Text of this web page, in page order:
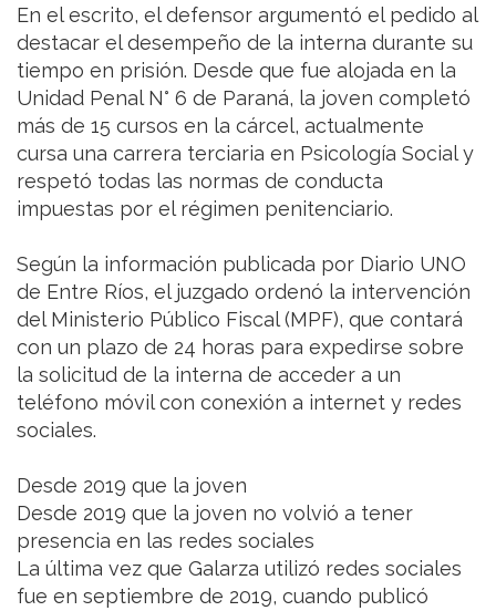
En el escrito, el defensor argumentó el pedido al
destacar el desempeño de la interna durante su
tiempo en prisión. Desde que fue alojada en la
Unidad Penal N° 6 de Paraná, la joven completó
más de 15 cursos en la cárcel, actualmente
cursa una carrera terciaria en Psicología Social y
respetó todas las normas de conducta
impuestas por el régimen penitenciario.
Según la información publicada por Diario UNO
de Entre Ríos, el juzgado ordenó la intervención
del Ministerio Público Fiscal (MPF), que contará
con un plazo de 24 horas para expedirse sobre
la solicitud de la interna de acceder a un
teléfono móvil con conexión a internet y redes
sociales.
Desde 2019 que la joven
Desde 2019 que la joven no volvió a tener
presencia en las redes sociales
La última vez que Galarza utilizó redes sociales
fue en septiembre de 2019, cuando publicó